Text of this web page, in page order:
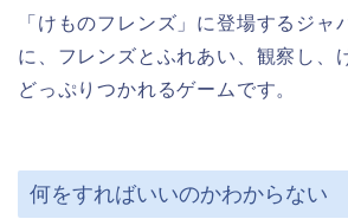
「けものフレンズ」に登場するジャ
に、フレンズとふれあい、観察し、
どっぷりつかれるゲームです。
何をすればいいのかわからない